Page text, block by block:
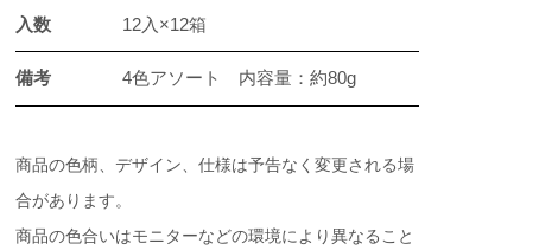
入数 12入×12箱
備考 4色アソート 内容量：約80g
商品の色柄、デザイン、仕様は予告なく変更される場
合があります。
商品の色合いはモニターなどの環境により異なること